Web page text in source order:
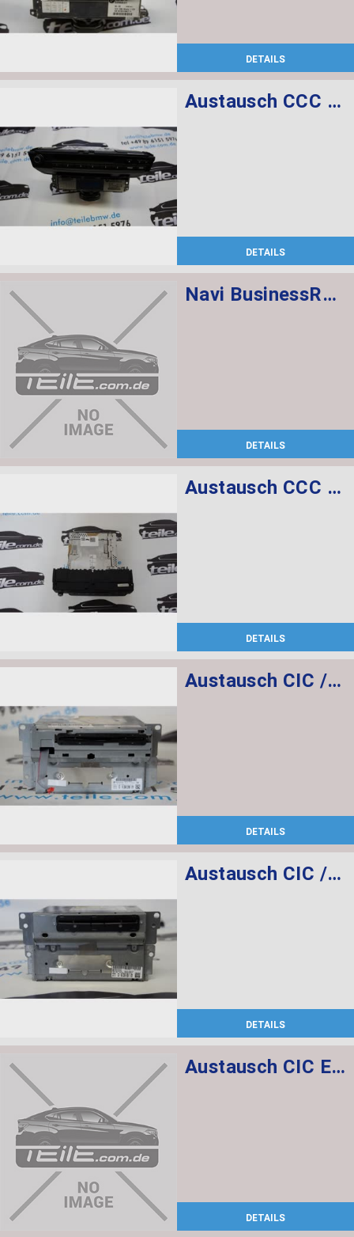
DETAILS
Austausch CCC CD
DETAILS
Navi BusinessRechner F34
DETAILS
Austausch CCC CD
DETAILS
Austausch CIC / IBOC SDARS
DETAILS
Austausch CIC / DAB ECE
DETAILS
Austausch CIC ECE
DETAILS